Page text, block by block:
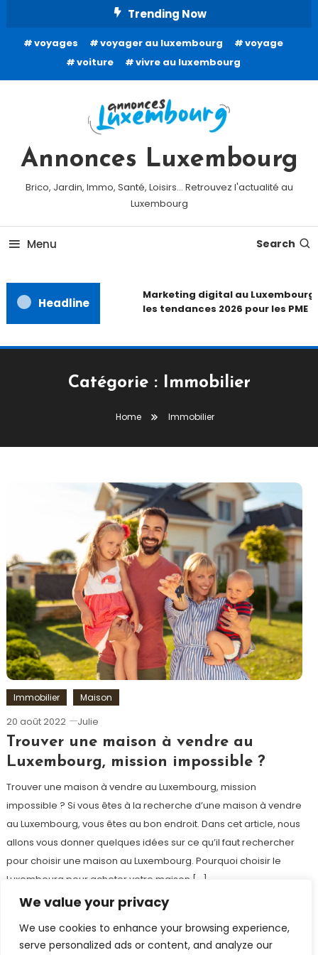
We value your privacy
We use cookies to enhance your browsing experience,
serve personalized ads or content, and analyze our
Content
Trending Now
voyages voyager au luxembourg
voyage
voiture
vivre au luxembourg
Annonces Luxembourg
Brico, Jardin, Immo, Santé, Loisirs… Retrouvez l'actualité au
Luxembourg
Menu Search
Headline
Marketing digital au Luxembourg
les tendances 2026 pour les PME
Catégorie : Immobilier
Home Immobilier
Immobilier Maison
20 août 2022 Julie
Trouver une maison à vendre au
Luxembourg, mission impossible ?
Trouver une maison à vendre au Luxembourg, mission
impossible ? Si vous êtes à la recherche d’une maison à vendre
au Luxembourg, vous êtes au bon endroit. Dans cet article, nous
allons vous donner quelques idées sur ce qu’il faut rechercher
pour choisir une maison au Luxembourg. Pourquoi choisir le
Luxembourg pour acheter votre maison […]
Tagged acheter au luxembourg,immobilier
luxembourg